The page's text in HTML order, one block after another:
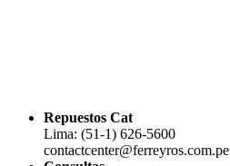
Repuestos Cat
Lima: (51-1) 626-5600
contactcenter@ferreyros.com.pe